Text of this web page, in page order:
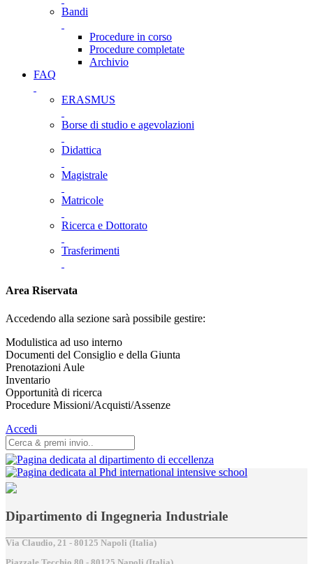
Bandi
Procedure in corso
Procedure completate
Archivio
FAQ
ERASMUS
Borse di studio e agevolazioni
Didattica
Magistrale
Matricole
Ricerca e Dottorato
Trasferimenti
Area Riservata
Accedendo alla sezione sarà possibile gestire:
Modulistica ad uso interno
Documenti del Consiglio e della Giunta
Prenotazioni Aule
Inventario
Opportunità di ricerca
Procedure Missioni/Acquisti/Assenze
Accedi
Dipartimento di Ingegneria Industriale
Via Claudio, 21 - 80125 Napoli (Italia)